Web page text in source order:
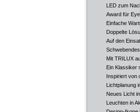
LED zum
Award für
Einfache
Doppelte
Auf den
Mit TRILUX
Ein Klassiker
Inspiriert von
Lichtplanung
Neues Licht
Leuchten in